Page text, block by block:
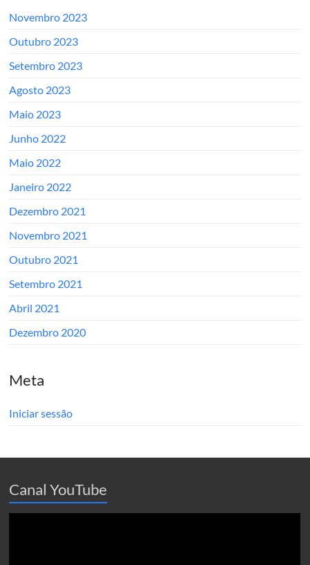
Novembro 2023
Outubro 2023
Setembro 2023
Agosto 2023
Maio 2023
Junho 2022
Maio 2022
Janeiro 2022
Dezembro 2021
Novembro 2021
Outubro 2021
Setembro 2021
Abril 2021
Dezembro 2020
Meta
Iniciar sessão
Canal YouTube